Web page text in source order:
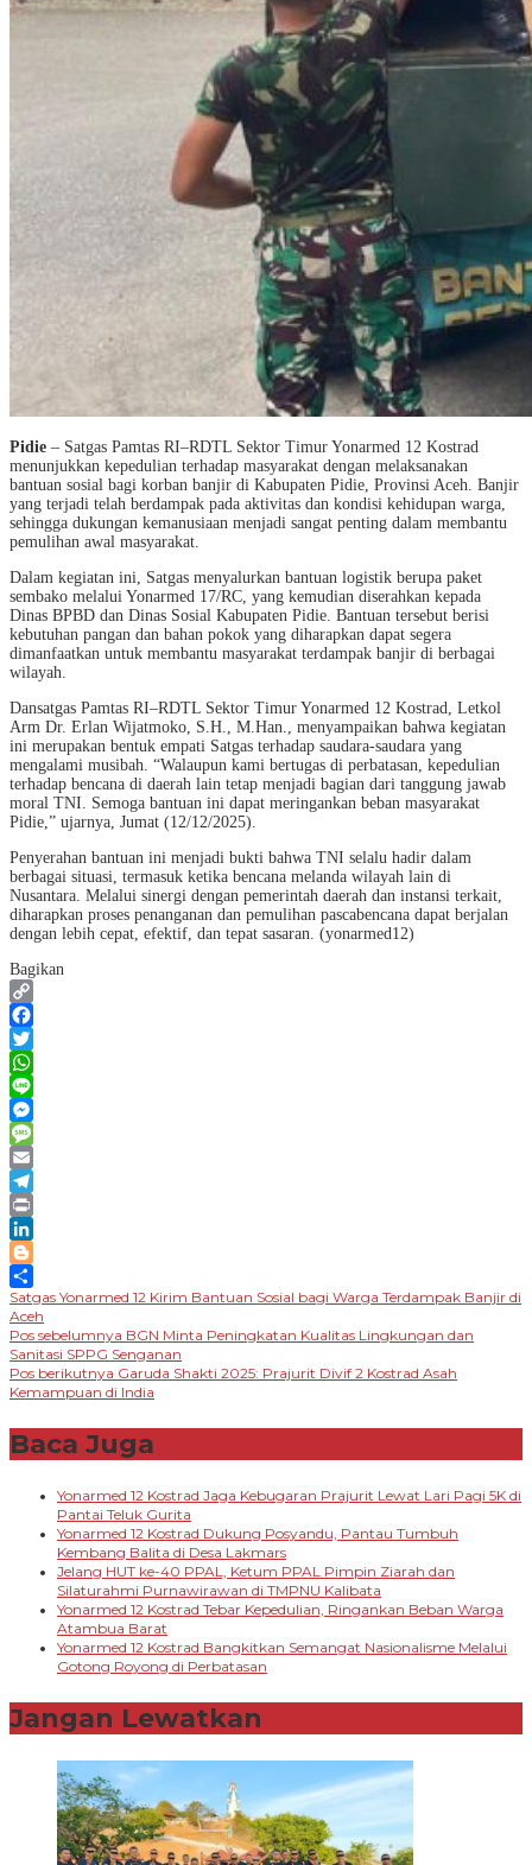
Pidie – Satgas Pamtas RI–RDTL Sektor Timur Yonarmed 12 Kostrad
menunjukkan kepedulian terhadap masyarakat dengan melaksanakan
bantuan sosial bagi korban banjir di Kabupaten Pidie, Provinsi Aceh. Banjir
yang terjadi telah berdampak pada aktivitas dan kondisi kehidupan warga,
sehingga dukungan kemanusiaan menjadi sangat penting dalam membantu
pemulihan awal masyarakat.
Dalam kegiatan ini, Satgas menyalurkan bantuan logistik berupa paket
sembako melalui Yonarmed 17/RC, yang kemudian diserahkan kepada
Dinas BPBD dan Dinas Sosial Kabupaten Pidie. Bantuan tersebut berisi
kebutuhan pangan dan bahan pokok yang diharapkan dapat segera
dimanfaatkan untuk membantu masyarakat terdampak banjir di berbagai
wilayah.
Dansatgas Pamtas RI–RDTL Sektor Timur Yonarmed 12 Kostrad, Letkol
Arm Dr. Erlan Wijatmoko, S.H., M.Han., menyampaikan bahwa kegiatan
ini merupakan bentuk empati Satgas terhadap saudara-saudara yang
mengalami musibah. “Walaupun kami bertugas di perbatasan, kepedulian
terhadap bencana di daerah lain tetap menjadi bagian dari tanggung jawab
moral TNI. Semoga bantuan ini dapat meringankan beban masyarakat
Pidie,” ujarnya, Jumat (12/12/2025).
Penyerahan bantuan ini menjadi bukti bahwa TNI selalu hadir dalam
berbagai situasi, termasuk ketika bencana melanda wilayah lain di
Nusantara. Melalui sinergi dengan pemerintah daerah dan instansi terkait,
diharapkan proses penanganan dan pemulihan pascabencana dapat berjalan
dengan lebih cepat, efektif, dan tepat sasaran. (yonarmed12)
Bagikan
Copy
Link
Facebook
Twitter
WhatsApp
Line
Messenger
Message
Email
Telegram
Print
LinkedIn
Blogger
Share
Satgas Yonarmed 12 Kirim Bantuan Sosial bagi Warga Terdampak Banjir di
Aceh
Navigasi
pos
Pos sebelumnya BGN Minta Peningkatan Kualitas Lingkungan dan
Sanitasi SPPG Senganan
Pos berikutnya Garuda Shakti 2025: Prajurit Divif 2 Kostrad Asah
Kemampuan di India
Baca Juga
Yonarmed 12 Kostrad Jaga Kebugaran Prajurit Lewat Lari Pagi 5K di
Pantai Teluk Gurita
Yonarmed 12 Kostrad Dukung Posyandu, Pantau Tumbuh
Kembang Balita di Desa Lakmars
Jelang HUT ke-40 PPAL, Ketum PPAL Pimpin Ziarah dan
Silaturahmi Purnawirawan di TMPNU Kalibata
Yonarmed 12 Kostrad Tebar Kepedulian, Ringankan Beban Warga
Atambua Barat
Yonarmed 12 Kostrad Bangkitkan Semangat Nasionalisme Melalui
Gotong Royong di Perbatasan
Jangan Lewatkan